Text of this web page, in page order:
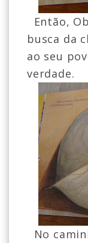
Então,
busca da
ao seu
verdade.
No